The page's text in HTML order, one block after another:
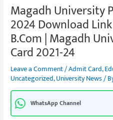
Magadh University
2024 Download Link
B.Com | Magadh
Card 2021-24
Leave a Comment/Admit Card,
Uncategorized,University News/
WhatsApp Channel